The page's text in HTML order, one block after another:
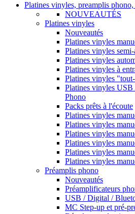
Platines vinyles, preamplis
NOUVEAUTÉS
Platines vinyles
Nouveautés
Platines vinyles
Platines vinyles
Platines vinyles
Platines vinyles à
Platines vinyles
Platines vinyles
Phono
Packs prêts à l'écoute
Platines vinyles
Platines vinyles
Platines vinyles
Platines vinyles
Platines vinyles
Platines vinyles
Préamplis phono
Nouveautés
Préamplificateurs
USB / Digital /
MC Step-up et pré-